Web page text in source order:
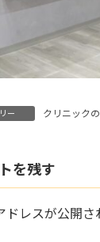
ー クリニック
を残す
ドレスが公開さ